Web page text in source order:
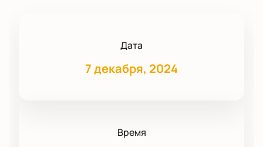
Дата
7 декабря, 2024
Время